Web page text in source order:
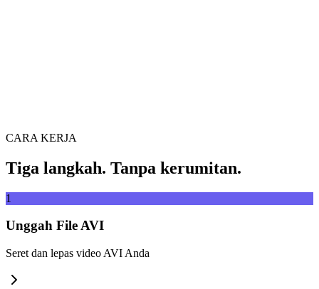
CARA KERJA
Tiga langkah. Tanpa kerumitan.
1
Unggah File AVI
Seret dan lepas video AVI Anda